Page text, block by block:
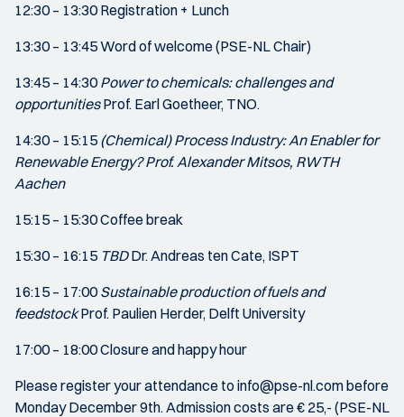
12:30 – 13:30 Registration + Lunch
13:30 – 13:45 Word of welcome (PSE-NL Chair)
13:45 – 14:30Power to chemicals: challenges and
opportunitiesProf. Earl Goetheer, TNO.
14:30 – 15:15 (Chemical) Process Industry: An Enabler for
Renewable Energy? Prof. Alexander Mitsos, RWTH
Aachen
15:15 – 15:30 Coffee break
15:30 – 16:15 TBDDr. Andreas ten Cate, ISPT
16:15 – 17:00Sustainable production of fuels and
feedstockProf. Paulien Herder, Delft University
17:00 – 18:00 Closure and happy hour
Please register your attendance to info@pse-nl.com before
Monday December 9th. Admission costs are € 25,- (PSE-NL